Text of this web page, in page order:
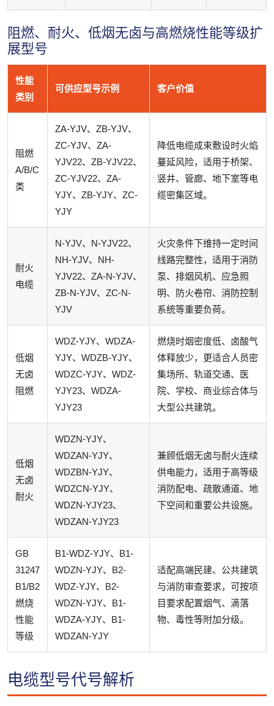
阻燃、耐火、低烟无卤与高燃烧性能等级扩
展型号
性能
类别
可供应型号示例 客户价值
阻燃
A/B/C
类
ZA-YJV、ZB-YJV、
ZC-YJV、ZA-
YJV22、ZB-YJV22、
ZC-YJV22、ZA-
YJY、ZB-YJY、ZC-
YJY
降低电缆成束敷设时火焰
蔓延风险，适用于桥架、
竖井、管廊、地下室等电
缆密集区域。
耐火
电缆
N-YJV、N-YJV22、
NH-YJV、NH-
YJV22、ZA-N-YJV、
ZB-N-YJV、ZC-N-
YJV
火灾条件下维持一定时间
线路完整性，适用于消防
泵、排烟风机、应急照
明、防火卷帘、消防控制
系统等重要负荷。
低烟
无卤
阻燃
WDZ-YJY、WDZA-
YJY、WDZB-YJY、
WDZC-YJY、WDZ-
YJY23、WDZA-
YJY23
燃烧时烟密度低、卤酸气
体释放少，更适合人员密
集场所、轨道交通、医
院、学校、商业综合体与
大型公共建筑。
低烟
无卤
耐火
WDZN-YJY、
WDZAN-YJY、
WDZBN-YJY、
WDZCN-YJY、
WDZN-YJY23、
WDZAN-YJY23
兼顾低烟无卤与耐火连续
供电能力，适用于高等级
消防配电、疏散通道、地
下空间和重要公共设施。
GB
31247
B1/B2
燃烧
性能
等级
B1-WDZ-YJY、B1-
WDZN-YJY、B2-
WDZ-YJY、B2-
WDZN-YJY、B1-
WDZA-YJY、B1-
WDZAN-YJY
适配高端民建、公共建筑
与消防审查要求，可按项
目要求配置烟气、滴落
物、毒性等附加分级。
电缆型号代号解析